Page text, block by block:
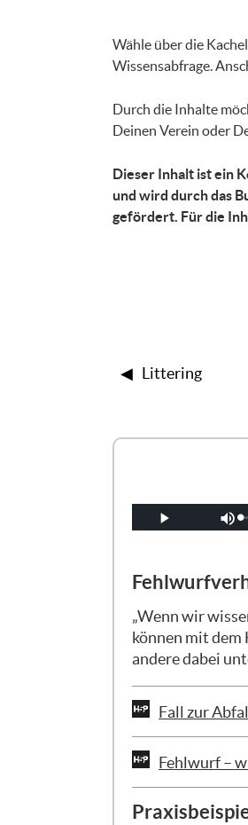
Wähle über die
Wissensabfrage.
Durch die Inhalte
Deinen Verein oder
Dieser Inhalt ist ein
und wird durch das
gefördert. Für die
◀︎ Littering
„Wenn wir
können mit dem
andere dabei
Fall zur
Fehlwurf –